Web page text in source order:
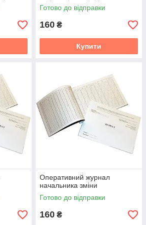
Готово до відправки
160 ₴
Купити
Оперативний журнал
начальника зміни
Готово до відправки
160 ₴